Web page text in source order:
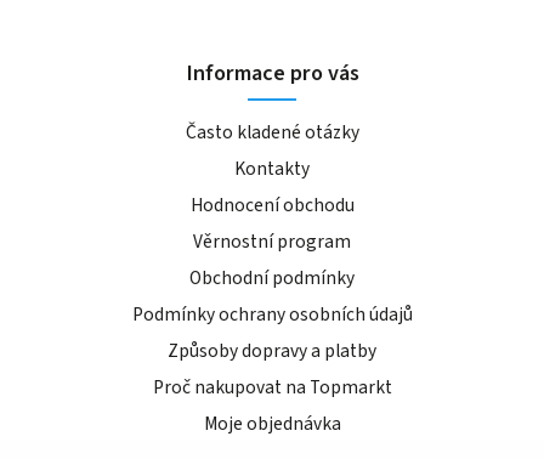
Informace pro vás
Často kladené otázky
Kontakty
Hodnocení obchodu
Věrnostní program
Obchodní podmínky
Podmínky ochrany osobních údajů
Způsoby dopravy a platby
Proč nakupovat na Topmarkt
Moje objednávka